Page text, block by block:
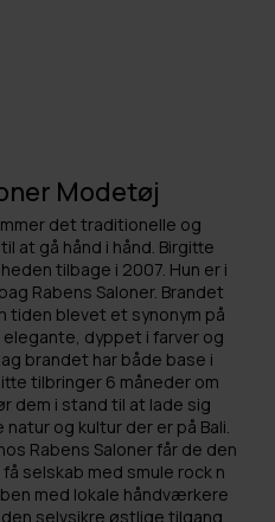
Modetøj
det traditionelle og
at gå hånd i hånd. Birgitte
tilbage i 2007. Hun er i
Rabens Saloner. Brandet
tiden blevet et synonym på
dyppet i farver og
brandet har både base i
tilbringer 6 måneder om
dem i stand til at lade sig
og kultur der er på Bali.
Rabens Saloner får de den
selskab med smule rock n
med lokale håndværkere
selvsikre østlige tilgang